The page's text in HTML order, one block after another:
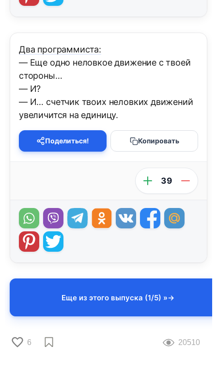
Два программиста:
— Еще одно неловкое движение с твоей
стороны…
— И?
— И… счетчик твоих неловких движений
увеличится на единицу.
Поделиться! Копировать
39
Еще из этого выпуска (1/5) »
6 20510